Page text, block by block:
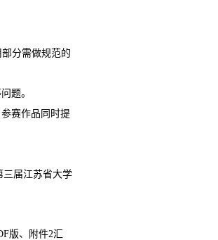
分需做规范的
题。
赛作品同时提
三届江苏省大学
版、附件2汇